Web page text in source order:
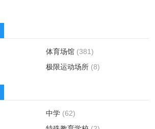
体育场馆 (381)
极限运动场所 (8)
中学 (62)